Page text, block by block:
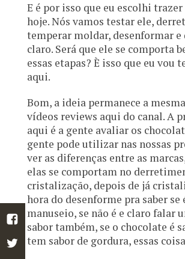
E é por isso que eu escolhi
hoje. Nós vamos testar ele,
temperar moldar, desenformar e
claro. Será que ele se comporta
essas etapas? È isso que eu vou
aqui.
Bom, a ideia permanece a
vídeos reviews aqui do canal. A
aqui é a gente avaliar os
gente pode utilizar nas nossas
ver as diferenças entre as
elas se comportam no
cristalização, depois de já
hora do desenforme pra saber se
manuseio, se não é e claro falar
sabor também, se o chocolate é
tem sabor de gordura, essas